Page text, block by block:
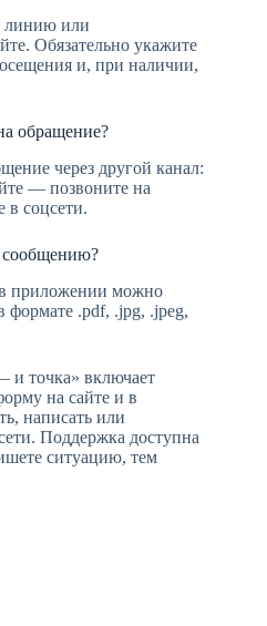
линию или
Обязательно укажите
и, при наличии,
обращение?
через другой канал:
— позвоните на
соцсети.
приложении можно
.pdf, .jpg, .jpeg,
точка» включает
на сайте и в
написать или
Поддержка доступна
ситуацию, тем